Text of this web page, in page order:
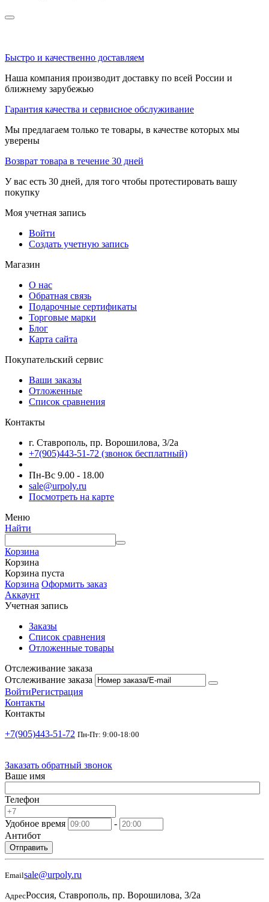
Быстро и качественно доставляем
Наша компания производит доставку по всей России и
ближнему зарубежью
Гарантия качества и сервисное обслуживание
Мы предлагаем только те товары, в качестве которых мы
уверены
Возврат товара в течение 30 дней
У вас есть 30 дней, для того чтобы протестировать вашу
покупку
Моя учетная запись
Войти
Создать учетную запись
Магазин
О нас
Обратная связь
Подарочные сертификаты
Торговые марки
Блог
Карта сайта
Покупательский сервис
Ваши заказы
Отложенные
Список сравнения
Контакты
г. Ставрополь, пр. Ворошилова, 3/2а
+7(905)443-51-72 (звонок бесплатный)
Пн-Вс 9.00 - 18.00
sale@urpoly.ru
Посмотреть на карте
Меню
Найти
Корзина
Корзина
Корзина пуста
Корзина Оформить заказ
Аккаунт
Учетная запись
Заказы
Список сравнения
Отложенные товары
Отслеживание заказа
Отслеживание заказа
ВойтиРегистрация
Контакты
Контакты
+7(905)443-51-72 Пн-Пт: 9:00-18:00
Заказать обратный звонок
Ваше имя
Телефон
Удобное время
-
Антибот
Отправить
Emailsale@urpoly.ru
АдресРоссия, Ставрополь, пр. Ворошилова, 3/2а